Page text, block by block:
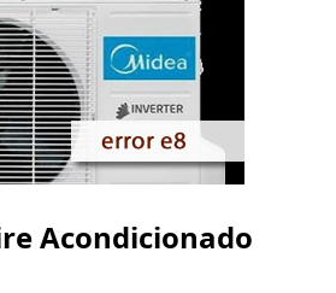
Acondicionado